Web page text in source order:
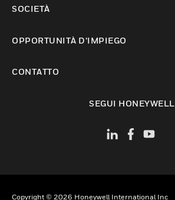
SOCIETÀ
OPPORTUNITÀ D’IMPIEGO
CONTATTO
SEGUI HONEYWELL
Copyright © 2026 Honeywell International Inc